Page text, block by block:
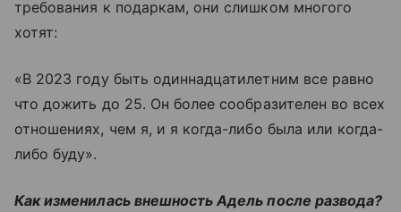
требования к подаркам, они слишком многого
хотят:
«В 2023 году быть одиннадцатилетним все равно
что дожить до 25. Он более сообразителен во всех
отношениях, чем я, и я когда-либо была или когда-
либо буду».
Как изменилась внешность Адель после развода?